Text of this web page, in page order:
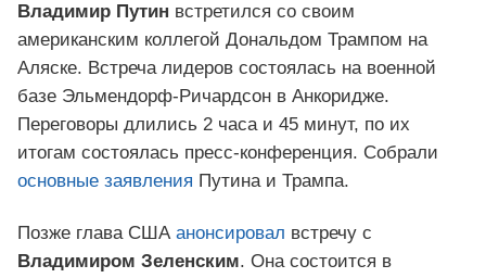
Владимир Путин встретился со своим
американским коллегой Дональдом Трампом на
Аляске. Встреча лидеров состоялась на военной
базе Эльмендорф-Ричардсон в Анкоридже.
Переговоры длились 2 часа и 45 минут, по их
итогам состоялась пресс-конференция. Собрали
основные заявления Путина и Трампа.
Позже глава США анонсировал встречу с
Владимиром Зеленским. Она состоится в